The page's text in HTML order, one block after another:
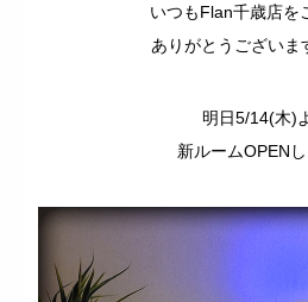
いつもFlan千歳店を
ありがとうございま
明日5/14(木)
新ルームOPENし